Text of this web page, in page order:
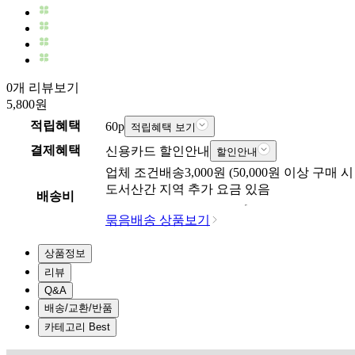
0개 리뷰보기
5,800원
적립혜택
60p 적립혜택 보기
결제혜택 신용카드 할인안내 할인안내
배송비
업체 조건배송3,000원 (50,000원 이상 구매
도서산간 지역 추가 요금 있음
묶음배송 상품보기
상품정보
리뷰
Q&A
배송/교환/반품
카테고리 Best